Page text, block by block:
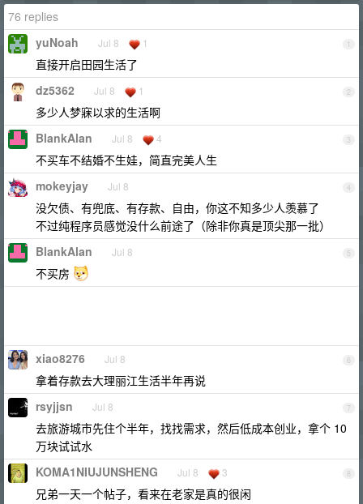
76 replies
1
yuNoah Jul 8 1
直接开启田园生活了
2
dz5362 Jul 8 1
多少人梦寐以求的生活啊
3
BlankAlan Jul 8 4
不买车不结婚不生娃，简直完美人生
4
mokeyjay Jul 8
没欠债、有兜底、有存款、自由，你这不知多少人羡慕了
不过纯程序员感觉没什么前途了（除非你真是顶尖那一批）
5
BlankAlan Jul 8
不买房
6
xiao8276 Jul 8
拿着存款去大理丽江生活半年再说
7
rsyjjsn Jul 8
去旅游城市先住个半年，找找需求，然后低成本创业，拿个 10
万块试试水
8
KOMA1NIUJUNSHENG Jul 8 3
兄弟一天一个帖子，看来在老家是真的很闲